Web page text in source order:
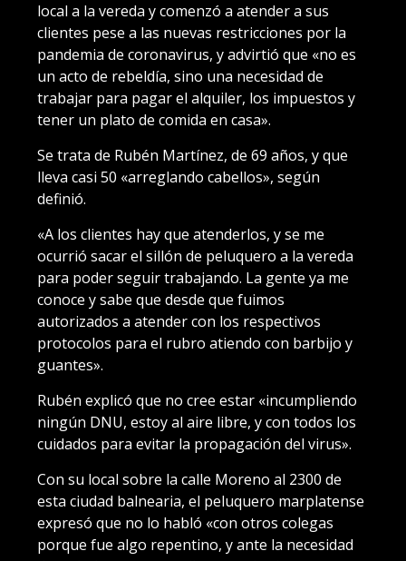
local a la vereda y comenzó a atender a sus
clientes pese a las nuevas restricciones por la
pandemia de coronavirus, y advirtió que «no es
un acto de rebeldía, sino una necesidad de
trabajar para pagar el alquiler, los impuestos y
tener un plato de comida en casa».
Se trata de Rubén Martínez, de 69 años, y que
lleva casi 50 «arreglando cabellos», según
definió.
«A los clientes hay que atenderlos, y se me
ocurrió sacar el sillón de peluquero a la vereda
para poder seguir trabajando. La gente ya me
conoce y sabe que desde que fuimos
autorizados a atender con los respectivos
protocolos para el rubro atiendo con barbijo y
guantes».
Rubén explicó que no cree estar «incumpliendo
ningún DNU, estoy al aire libre, y con todos los
cuidados para evitar la propagación del virus».
Con su local sobre la calle Moreno al 2300 de
esta ciudad balnearia, el peluquero marplatense
expresó que no lo habló «con otros colegas
porque fue algo repentino, y ante la necesidad